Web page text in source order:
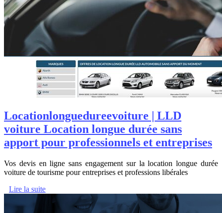
Location­lon­guedureevoitu­re | LLD
voiture Location longue durée sans
apport pour profes­sion­nels et entreprises
Vos devis en ligne sans engagement sur la location longue durée
voiture de tourisme pour entreprises et professions libérales
Lire la suite